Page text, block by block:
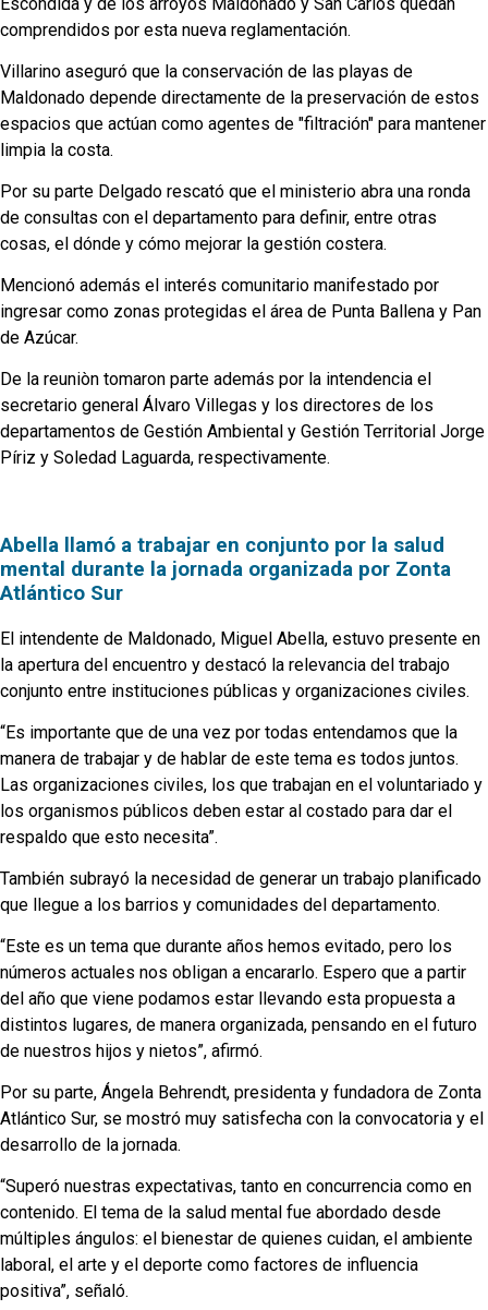
comprendidos por esta nueva reglamentación.
Villarino aseguró que la conservación de las playas de
Maldonado depende directamente de la preservación de estos
espacios que actúan como agentes de "filtración" para mantener
limpia la costa.
Por su parte Delgado rescató que el ministerio abra una ronda
de consultas con el departamento para definir, entre otras
cosas, el dónde y cómo mejorar la gestión costera.
Mencionó además el interés comunitario manifestado por
ingresar como zonas protegidas el área de Punta Ballena y Pan
de Azúcar.
De la reuniòn tomaron parte además por la intendencia el
secretario general Álvaro Villegas y los directores de los
departamentos de Gestión Ambiental y Gestión Territorial Jorge
Píriz y Soledad Laguarda, respectivamente.
Abella llamó a trabajar en conjunto por la salud
mental durante la jornada organizada por Zonta
Atlántico Sur
El intendente de Maldonado, Miguel Abella, estuvo presente en
la apertura del encuentro y destacó la relevancia del trabajo
conjunto entre instituciones públicas y organizaciones civiles.
“Es importante que de una vez por todas entendamos que la
manera de trabajar y de hablar de este tema es todos juntos.
Las organizaciones civiles, los que trabajan en el voluntariado y
los organismos públicos deben estar al costado para dar el
respaldo que esto necesita”.
También subrayó la necesidad de generar un trabajo planificado
que llegue a los barrios y comunidades del departamento.
“Este es un tema que durante años hemos evitado, pero los
números actuales nos obligan a encararlo. Espero que a partir
del año que viene podamos estar llevando esta propuesta a
distintos lugares, de manera organizada, pensando en el futuro
de nuestros hijos y nietos”, afirmó.
Por su parte, Ángela Behrendt, presidenta y fundadora de Zonta
Atlántico Sur, se mostró muy satisfecha con la convocatoria y el
desarrollo de la jornada.
“Superó nuestras expectativas, tanto en concurrencia como en
contenido. El tema de la salud mental fue abordado desde
múltiples ángulos: el bienestar de quienes cuidan, el ambiente
laboral, el arte y el deporte como factores de influencia
positiva”, señaló.